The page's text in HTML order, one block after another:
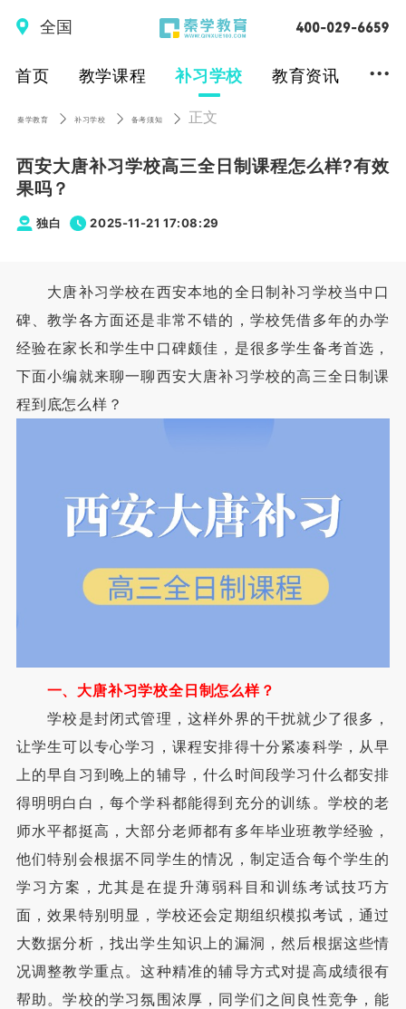
全国
首页 教学课程 补习学校 教育资讯 ...
秦学教育 补习学校 备考须知 正文
西安大唐补习学校高三全日制课程怎么样?有效
果吗？
独白 2025-11-21 17:08:29
大唐补习学校在西安本地的全日制补习学校当中口
碑、教学各方面还是非常不错的，学校凭借多年的办学
经验在家长和学生中口碑颇佳，是很多学生备考首选，
下面小编就来聊一聊西安大唐补习学校的高三全日制课
程到底怎么样？
一、大唐补习学校全日制怎么样？
学校是封闭式管理，这样外界的干扰就少了很多，
让学生可以专心学习，课程安排得十分紧凑科学，从早
上的早自习到晚上的辅导，什么时间段学习什么都安排
得明明白白，每个学科都能得到充分的训练。学校的老
师水平都挺高，大部分老师都有多年毕业班教学经验，
他们特别会根据不同学生的情况，制定适合每个学生的
学习方案，尤其是在提升薄弱科目和训练考试技巧方
面，效果特别明显，学校还会定期组织模拟考试，通过
大数据分析，找出学生知识上的漏洞，然后根据这些情
况调整教学重点。这种精准的辅导方式对提高成绩很有
帮助。学校的学习氛围浓厚，同学们之间良性竞争，能